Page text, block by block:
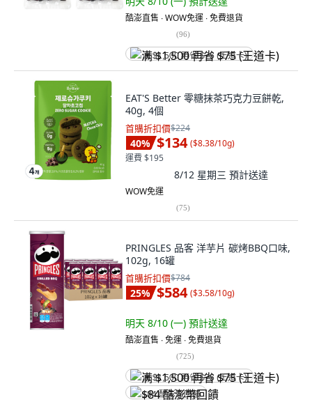
酷澎直售 ∙ WOW免運 ∙ 免費退貨
(96)
满 $1,500 再省 $75 (王道卡)
EAT'S Better 零糖抹茶巧克力豆餅乾,
40g, 4個
首購折扣價$224
40% $134 ($8.38/10g)
運費 $195
8/12 星期三 預計送達
WOW免運
(75)
PRINGLES 品客 洋芋片 碳烤BBQ口味,
102g, 16罐
首購折扣價$784
25% $584 ($3.58/10g)
明天 8/10 (一) 預計送達
酷澎直售 ∙ 免運 ∙ 免費退貨
(725)
满 $1,500 再省 $75 (王道卡)
$84 酷澎幣回饋